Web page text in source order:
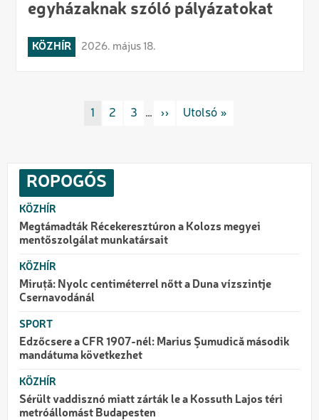
egyházaknak szóló pályázatokat
KÖZHÍR 2026. május 18.
OldalszámozásRovat/cimke
1 Rovat/cimke
2 Rovat/cimke
3 … Következő oldal
›› Utolsó oldal
Utolsó »
ROPOGÓS
KÖZHÍR
Megtámadták Récekeresztúron a Kolozs megyei
mentőszolgálat munkatársait
KÖZHÍR
Miruță: Nyolc centiméterrel nőtt a Duna vízszintje
Csernavodánál
SPORT
Edzőcsere a CFR 1907-nél: Marius Şumudică második
mandátuma következhet
KÖZHÍR
Sérült vaddisznó miatt zárták le a Kossuth Lajos téri
metróállomást Budapesten